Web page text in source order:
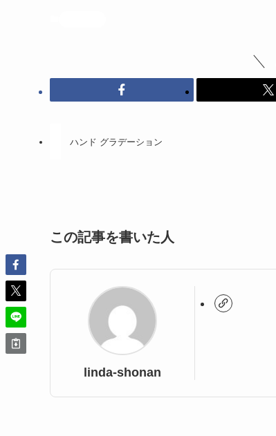
ハンド グラデーション
この記事を書いた人
linda-shonan